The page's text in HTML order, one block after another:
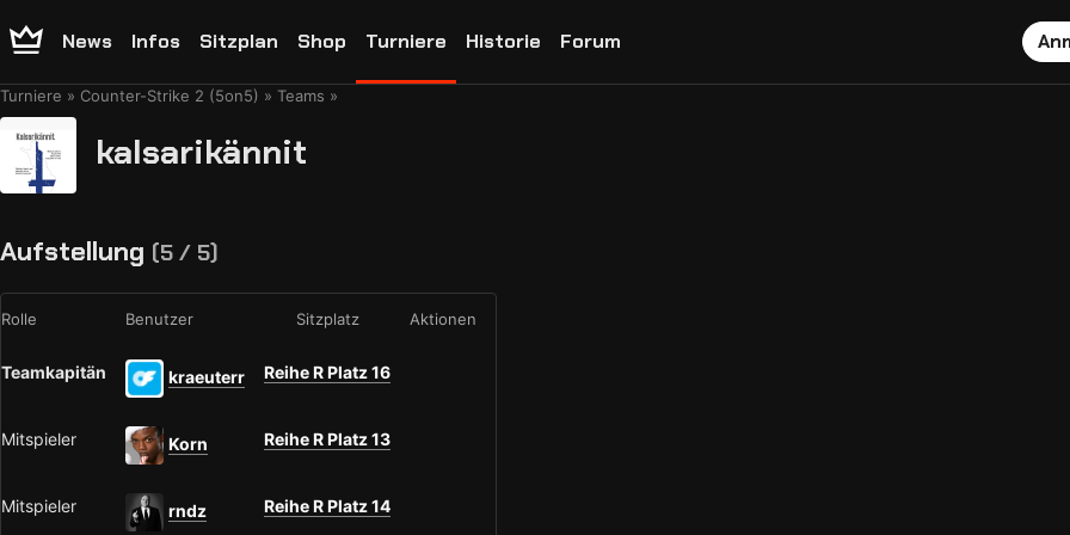
News Infos Sitzplan Shop Turniere Historie Forum
Turniere Counter-Strike 2 (5on5) Teams
kalsarikännit
Aufstellung (5 / 5)
Rolle Benutzer Sitzplatz Aktionen
Teamkapitän kraeuterr Reihe R Platz 16
Mitspieler Korn Reihe R Platz 13
Mitspieler rndz Reihe R Platz 14